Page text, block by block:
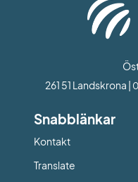
261 51 Landskrona |
Snabblänkar
Kontakt
Translate